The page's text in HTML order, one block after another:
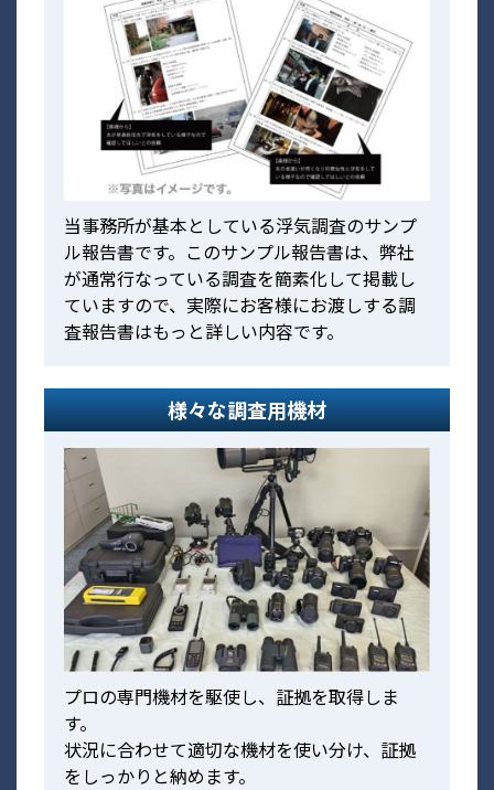
当事務所が基本としている浮気調査のサンプ
ル報告書です。このサンプル報告書は、弊社
が通常行なっている調査を簡素化して掲載し
ていますので、実際にお客様にお渡しする調
査報告書はもっと詳しい内容です。
様々な調査用機材
プロの専門機材を駆使し、証拠を取得しま
す。
状況に合わせて適切な機材を使い分け、証拠
をしっかりと納めます。